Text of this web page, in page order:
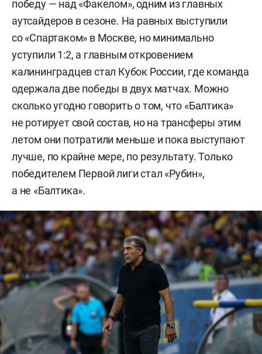
победу — над «Факелом», одним из главных
аутсайдеров в сезоне. На равных выступили
со «Спартаком» в Москве, но минимально
уступили 1:2, а главным откровением
калининградцев стал Кубок России, где команда
одержала две победы в двух матчах. Можно
сколько угодно говорить о том, что «Балтика»
не ротирует свой состав, но на трансферы этим
летом они потратили меньше и пока выступают
лучше, по крайне мере, по результату. Только
победителем Первой лиги стал «Рубин»,
а не «Балтика».